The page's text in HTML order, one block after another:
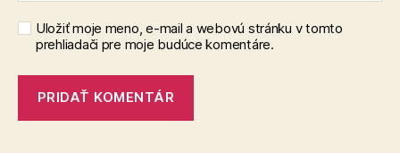
Uložiť moje meno, e-mail a webovú stránku v tomto
prehliadači pre moje budúce komentáre.